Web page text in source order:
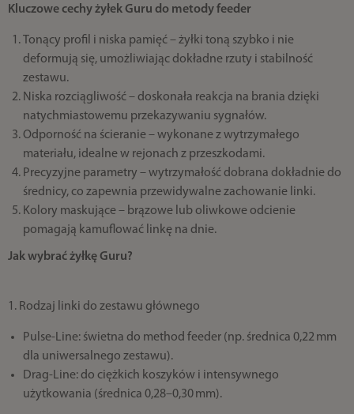
Kluczowe cechy żyłek Guru do metody feeder
Tonący profil i niska pamięć – żyłki toną szybko i nie
deformują się, umożliwiając dokładne rzuty i stabilność
zestawu.
Niska rozciągliwość – doskonała reakcja na brania dzięki
natychmiastowemu przekazywaniu sygnałów.
Odporność na ścieranie – wykonane z wytrzymałego
materiału, idealne w rejonach z przeszkodami.
Precyzyjne parametry – wytrzymałość dobrana dokładnie do
średnicy, co zapewnia przewidywalne zachowanie linki.
Kolory maskujące – brązowe lub oliwkowe odcienie
pomagają kamuflować linkę na dnie.
Jak wybrać żyłkę Guru?
1. Rodzaj linki do zestawu głównego
Pulse‑Line: świetna do method feeder (np. średnica 0,22 mm
dla uniwersalnego zestawu).
Drag‑Line: do ciężkich koszyków i intensywnego
użytkowania (średnica 0,28–0,30 mm).